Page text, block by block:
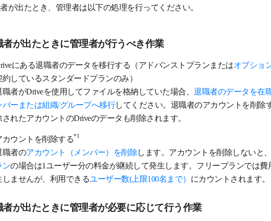
が出たとき、管理者は以下の処理を行ってください。
者が出たときに管理者が行うべき作業
にある退職者のデータを移行する（アドバンストプランまたはオプショ
しているスタンダードプランのみ）
者がDriveを使用してファイルを格納していた場合、 退職者のデータを在
バーまたは組織/グループへ移行してください。退職者のアカウントを削除
れたアカウントのDriveのデータも削除されます。
カウントを削除する*1
職者のアカウント（メンバー）を削除します。アカウントを削除しないと、
ンの場合は1ユーザー分の料金が継続して発生します。フリープランでは費
しませんが、利用できるユーザー数(上限100名まで） にカウントされます。
者が出たときに管理者が必要に応じて行う作業